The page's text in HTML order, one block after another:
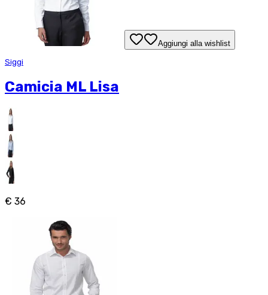
Aggiungi alla wishlist
Siggi
Camicia ML Lisa
€ 36